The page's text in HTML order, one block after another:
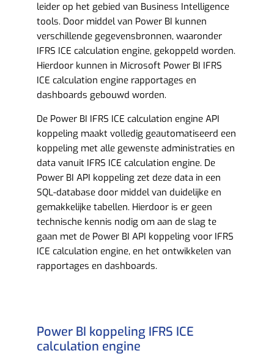
Power BI koppeling IFRS ICE
calculation engine
leider op het gebied van Business Intelligence
tools. Door middel van Power BI kunnen
verschillende gegevensbronnen, waaronder
IFRS ICE calculation engine, gekoppeld worden.
Hierdoor kunnen in Microsoft Power BI IFRS
ICE calculation engine rapportages en
dashboards gebouwd worden.
De Power BI IFRS ICE calculation engine API
koppeling maakt volledig geautomatiseerd een
koppeling met alle gewenste administraties en
data vanuit IFRS ICE calculation engine. De
Power BI API koppeling zet deze data in een
SQL-database door middel van duidelijke en
gemakkelijke tabellen. Hierdoor is er geen
technische kennis nodig om aan de slag te
gaan met de Power BI API koppeling voor IFRS
ICE calculation engine, en het ontwikkelen van
rapportages en dashboards.